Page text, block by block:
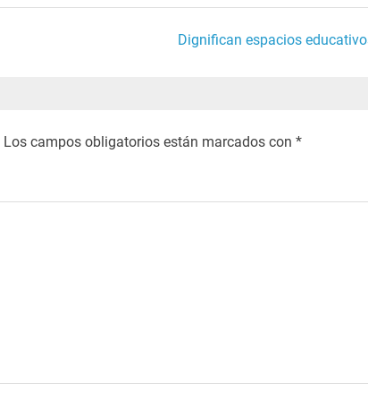
Dignifican espacios
Los campos obligatorios están marcados con *